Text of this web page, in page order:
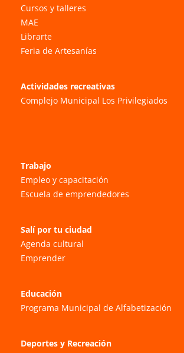
Cursos y talleres
MAE
Librarte
Feria de Artesanías
Actividades recreativas
Complejo Municipal Los Privilegiados
Trabajo
Empleo y capacitación
Escuela de emprendedores
Salí por tu ciudad
Agenda cultural
Emprender
Educación
Programa Municipal de Alfabetización
Deportes y Recreación